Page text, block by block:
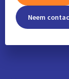
Neem